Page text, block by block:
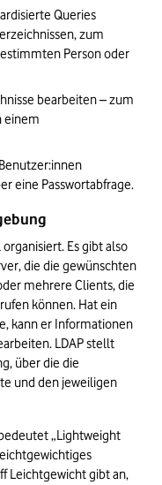
Queries
zum
Person oder
bearbeiten – zum
einem
eine Passwortabfrage.
Es gibt also
die die gewünschten
mehrere Clients, die
können. Hat ein
kann er Informationen
LDAP stellt
über die die
und den jeweiligen
„Lightweight
Leichtgewicht gibt an,